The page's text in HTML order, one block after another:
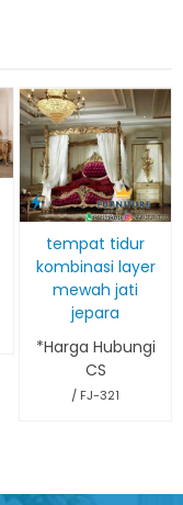
tempat tidur
kombinasi layer
mewah jati
jepara
*Harga Hubungi
CS
/ FJ-321